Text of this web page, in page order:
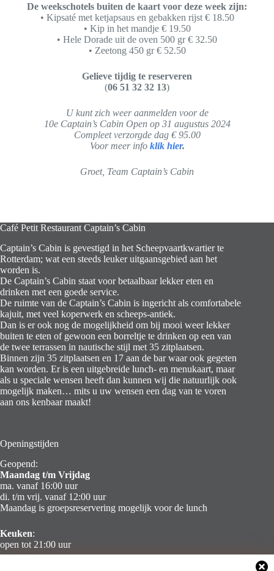
De weekschotels buiten de kaart voor deze week zijn:
• Kipsaté met ketjapsaus en gebakken rijst € 18.50
• Kip in het mandje € 19.50
• Hele Dorade uit de oven 500 gr € 32.50
• Zeetong 450 gr € 52.50
Gelieve tijdig te reserveren
(06 51 32 32 13)
U kunt zich weer aanmelden voor de
10e Captain’s Cabin Open op 31 augustus 2024
Compleet verzorgde dag € 95.00
Voor meer info klik hier.
Groet, Team Captain’s Cabin
Café Petit Restaurant Captain’s Cabin
Captain’s Cabin is gevestigd in het Scheepvaartkwartier te
Rotterdam; wat een steeds leuker uitgaansgebied aan het
worden is.
De Captain’s Cabin staat voor betaalbaar lekker eten en
drinken met een goede service.
De ruimte van de Captain’s Cabin is ingericht als comfortabele
kajuit, met veel koperwerk en scheeps-antiek.
Dan is er ook nog de mogelijkheid om bij mooi weer lekker
buiten te eten of gewoon een borreltje te drinken op een van
de twee terrassen in nautische stijl met 35 zitplaatsen.
Binnen zijn 35 zitplaatsen en 17 aan de bar waar ook gegeten
kan worden. Er is een uitgebreide lunch- en menukaart, maar
als u speciale wensen heeft dan kunnen wij die natuurlijk ook
mogelijk maken… mits u uw wensen een dag van te voren
aan ons kenbaar maakt!
Openingstijden
Geopend:
Maandag t/m Vrijdag
ma. vanaf 16:00 uur
di. t/m vrij. vanaf 12:00 uur
Maandag is groepsreservering mogelijk voor de lunch
Keuken:
open tot 21:00 uur